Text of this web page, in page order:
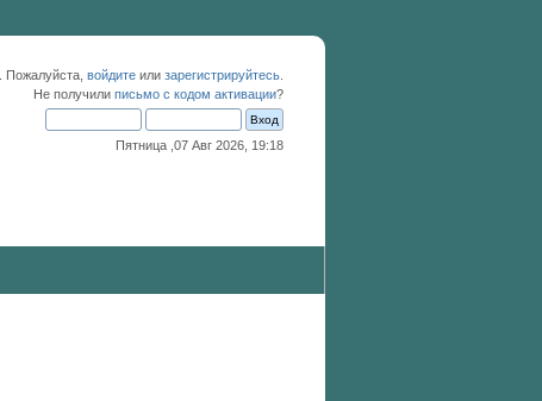
. Пожалуйста, войдите или зарегистрируйтесь
Не получили письмо с кодом активации?
Пятница ,07 Авг 2026, 19:18